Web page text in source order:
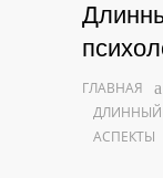
ГЛАВНАЯ
ДЛИННЫЙ
АСПЕКТЫ